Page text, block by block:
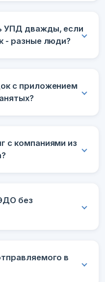
УПД дважды, если
- разные люди?
с приложением
с компаниями из
без
в